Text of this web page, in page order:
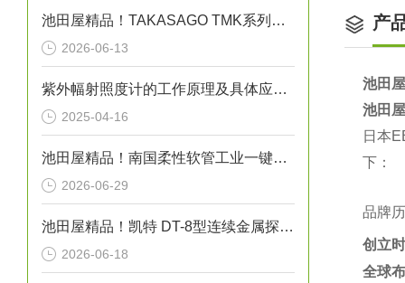
池田屋精品！TAKASAGO TMK系列高压直流电源 TMK1.0-50 参数介绍
2026-06-13
紫外幅射照度计的工作原理及具体应用场景
2025-04-16
池田屋精品！南国柔性软管工业一键式接头型软管 NK-3600 参数介绍
2026-06-29
池田屋精品！凯特 DT-8型连续金属探测器 参数介绍
2026-06-18
产
池田
池田
日本
下：
品牌
创立
全球